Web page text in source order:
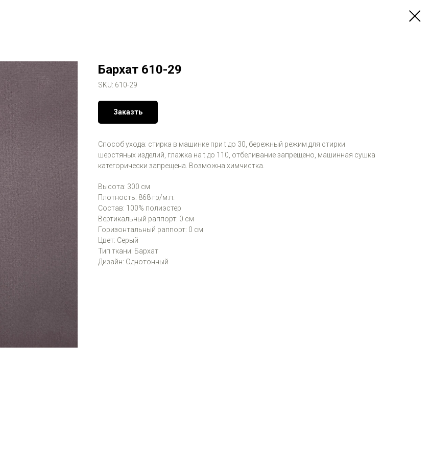
Бархат 610-29
SKU: 610-29
Заказть
Способ ухода: стирка в машинке при t до 30, бережный режим для стирки
шерстяных изделий, глажка на t до 110, отбеливание запрещено, машинная сушка
категорически запрещена. Возможна химчистка.
Высота: 300 см
Плотность: 868 гр/м.п.
Состав: 100% полиэстер
Вертикальный раппорт: 0 см
Горизонтальный раппорт: 0 см
Цвет: Серый
Тип ткани: Бархат
Дизайн: Однотонный